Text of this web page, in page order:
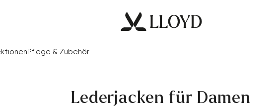
Pflege & Zubehör
Lederjacken für Damen